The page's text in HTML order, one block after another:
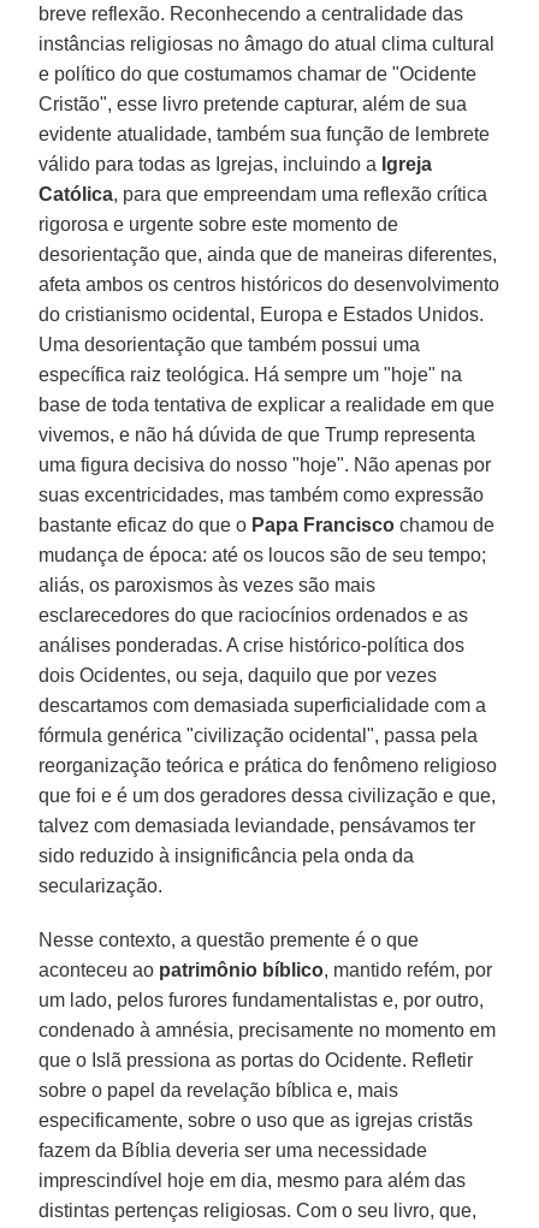
breve reflexão. Reconhecendo a centralidade das
instâncias religiosas no âmago do atual clima cultural
e político do que costumamos chamar de "Ocidente
Cristão", esse livro pretende capturar, além de sua
evidente atualidade, também sua função de lembrete
válido para todas as Igrejas, incluindo a Igreja
Católica, para que empreendam uma reflexão crítica
rigorosa e urgente sobre este momento de
desorientação que, ainda que de maneiras diferentes,
afeta ambos os centros históricos do desenvolvimento
do cristianismo ocidental, Europa e Estados Unidos.
Uma desorientação que também possui uma
específica raiz teológica. Há sempre um "hoje" na
base de toda tentativa de explicar a realidade em que
vivemos, e não há dúvida de que Trump representa
uma figura decisiva do nosso "hoje". Não apenas por
suas excentricidades, mas também como expressão
bastante eficaz do que o Papa Francisco chamou de
mudança de época: até os loucos são de seu tempo;
aliás, os paroxismos às vezes são mais
esclarecedores do que raciocínios ordenados e as
análises ponderadas. A crise histórico-política dos
dois Ocidentes, ou seja, daquilo que por vezes
descartamos com demasiada superficialidade com a
fórmula genérica "civilização ocidental", passa pela
reorganização teórica e prática do fenômeno religioso
que foi e é um dos geradores dessa civilização e que,
talvez com demasiada leviandade, pensávamos ter
sido reduzido à insignificância pela onda da
secularização.
Nesse contexto, a questão premente é o que
aconteceu ao patrimônio bíblico, mantido refém, por
um lado, pelos furores fundamentalistas e, por outro,
condenado à amnésia, precisamente no momento em
que o Islã pressiona as portas do Ocidente. Refletir
sobre o papel da revelação bíblica e, mais
especificamente, sobre o uso que as igrejas cristãs
fazem da Bíblia deveria ser uma necessidade
imprescindível hoje em dia, mesmo para além das
distintas pertenças religiosas. Com o seu livro, que,